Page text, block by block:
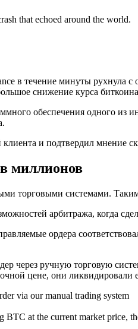
that echoed around the world.
в течение минуты рухнула
снижение курса
обеспечения одного
и подтвердил мнение
миллионов
торговыми системами.
арбитража, когда
ордера
через ручную торговую
цене, они ликвидировали
via our manual trading system
BTC at the current market price,